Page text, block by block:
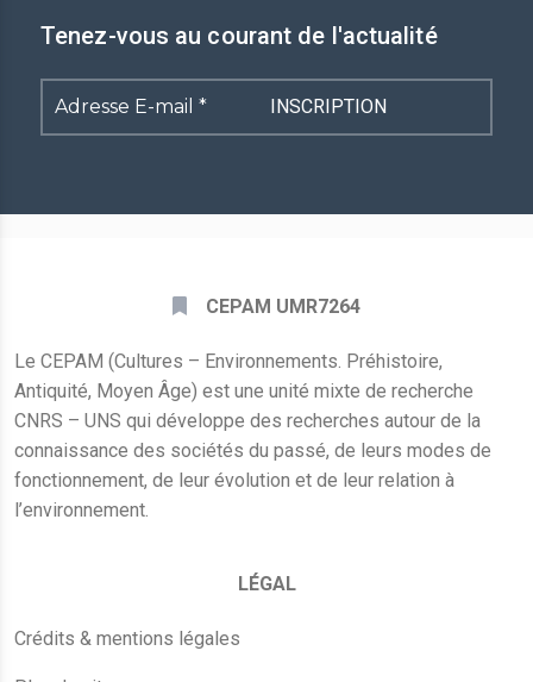
Tenez-vous au courant de l'actualité
Adresse
E-
CEPAM UMR7264
Le CEPAM (Cultures – Environnements. Préhistoire,
Antiquité, Moyen Âge) est une unité mixte de recherche
CNRS – UNS qui développe des recherches autour de la
connaissance des sociétés du passé, de leurs modes de
fonctionnement, de leur évolution et de leur relation à
l’environnement.
LÉGAL
Crédits & mentions légales